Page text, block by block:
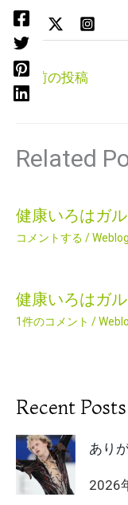
← 前の投稿
Related
健康いろはガ
コメントする /Weblog
健康いろはガ
1件のコメント /
Recent Posts
あり
2026